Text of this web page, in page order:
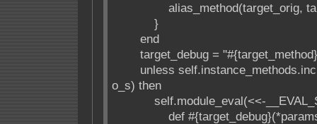
alias_method(target_orig,
}
end
target_debug =
unless
o_s) then
self.module_eval(<<-
def